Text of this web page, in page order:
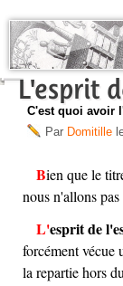
L'esprit
C'est quoi avoir
Par Domitille
Bien que le titre de cet omnilogisme ait pu vous y faire penser,
nous n'allons
L'esprit de
forcément vécue
la repartie hors